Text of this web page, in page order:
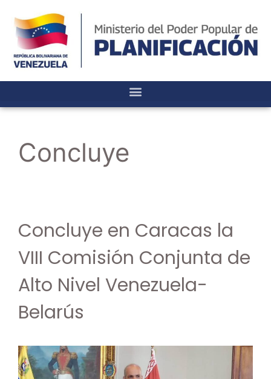
Concluye
Concluye en Caracas la
VIII Comisión Conjunta de
Alto Nivel Venezuela-
Belarús